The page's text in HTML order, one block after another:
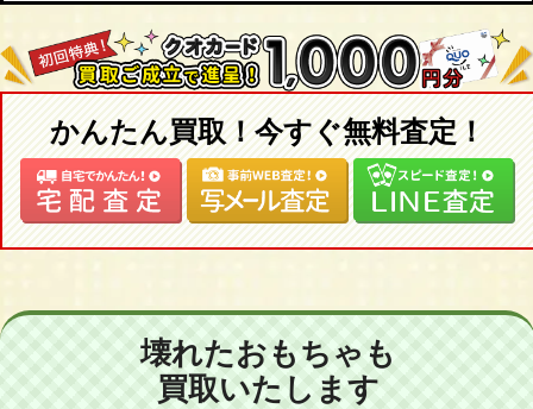
かんたん買取！今すぐ無料査定！
壊れたおもちゃも
買取いたします